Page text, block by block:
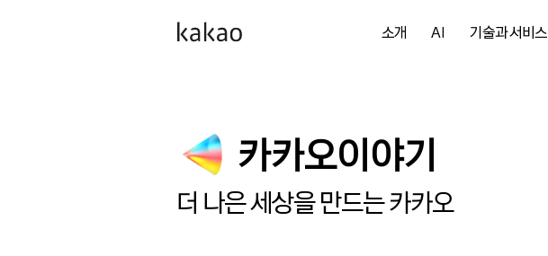
소개 AI 기술과 서비스
카카오이야기
더 나은 세상을 만드는 카카오